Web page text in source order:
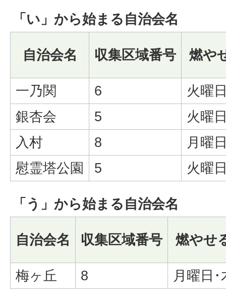
「い」から始まる自治会名
自治会名 収集区域番号 燃や
一乃関 6
火曜
銀杏会
5
火曜
入村
8
月曜
慰霊塔公園
5 火曜
「う」から始まる自治会名
自治会名 収集区域番号 燃やせ
梅ヶ丘 8 月曜日･